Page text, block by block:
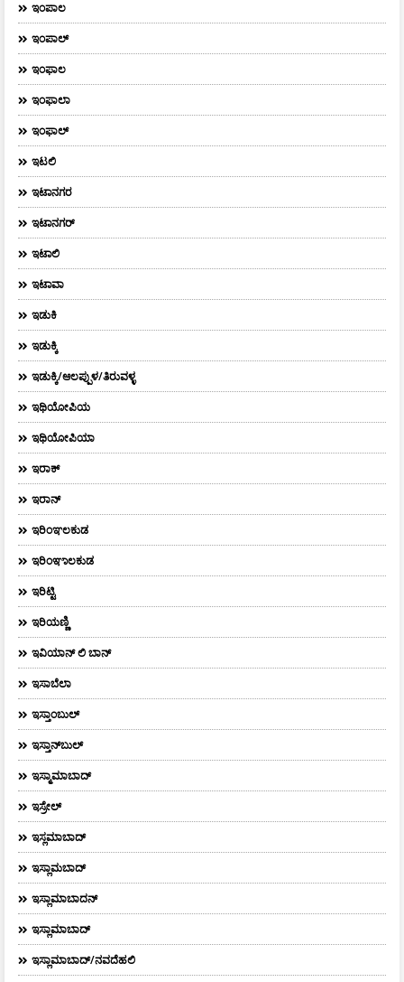
ಇಂಪಾಲ
ಇಂಪಾಲ್‌
ಇಂಫಾಲ
ಇಂಫಾಲಾ
ಇಂಫಾಲ್
ಇಟಲಿ
ಇಟಾನಗರ
ಇಟಾನಗರ್‌
ಇಟಾಲಿ
ಇಟಾವಾ
ಇಡುಕಿ
ಇಡುಕ್ಕಿ
ಇಡುಕ್ಕಿ/ಆಲಪ್ಪುಳ/ತಿರುವಳ್ಳ
ಇಥಿಯೋಪಿಯ
ಇಥಿಯೋಪಿಯಾ
ಇರಾಕ್‌
ಇರಾನ್
ಇರಿಂಞಲಕುಡ
ಇರಿಂಞಾಲಕುಡ
ಇರಿಟ್ಟಿ
ಇರಿಯಣ್ಣಿ
ಇವಿಯಾನ್‌ ಲಿ ಬಾನ್‌
ಇಸಾಬೆಲಾ
ಇಸ್ತಾಂಬುಲ್
ಇಸ್ತಾನ್‌ಬುಲ್‌
ಇಸ್ಮಾಮಾಬಾದ್
ಇಸ್ರೇಲ್
ಇಸ್ಲಮಾಬಾದ್
ಇಸ್ಲಾಮಬಾದ್
ಇಸ್ಲಾಮಾಬಾದನ್
ಇಸ್ಲಾಮಾಬಾದ್
ಇಸ್ಲಾಮಾಬಾದ್/ನವದೆಹಲಿ